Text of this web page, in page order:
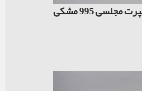
995 مشکی